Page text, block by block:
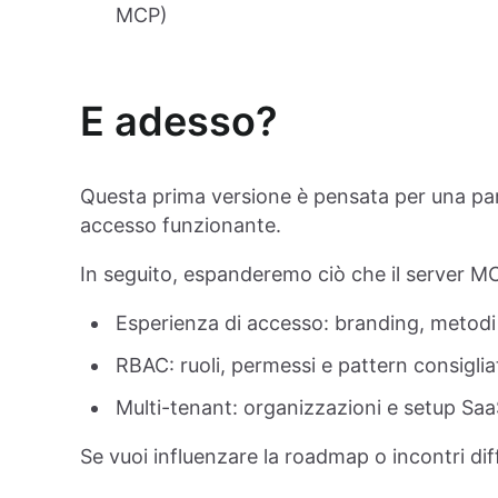
MCP)
E adesso?
Questa prima versione è pensata per una
accesso funzionante.
In seguito, espanderemo ciò che il server
Esperienza di accesso: branding,
RBAC: ruoli, permessi e pattern
Multi-tenant: organizzazioni e setup
Se vuoi influenzare la roadmap o incontri